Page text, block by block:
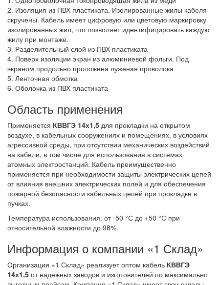
2. Изоляция из ПВХ пластиката. Изолированные жилы кабеля
скручены. Кабель имеет цифровую или цветовую маркировку
изолированных жил, что позволяет идентифицировать каждую
жилу при монтаже.
3. Разделительный слой из ПВХ пластиката
4. Поверх изоляции экран из алюминиевой фольги. Под
экраном продольно проложена луженая проволока
5. Ленточная обмотка
6. Оболочка из ПВХ пластиката
Область применения
Применяется КВВГЭ 14х1,5 для прокладки на открытом
воздухе, в кабельных сооружениях и помещениях, в условиях
агрессивной среды, при отсутствии механических воздействий
на кабели, в том числе для использования в системах
атомных электростанций. Кабель преимущественно
применяется при необходимости защиты электрических цепей
от влияния внешних электрических полей и для обеспечения
пожарной безопасности кабельных цепей при прокладке в
пучках.
Температура использования: от -50 °С до +50 °С при
относительной влажности до 98%.
Информация о компании «1 Склад»
Организация «1 Склад» реализует оптом кабель КВВГЭ
14х1,5 от надежных заводов и изготовителей по максимально